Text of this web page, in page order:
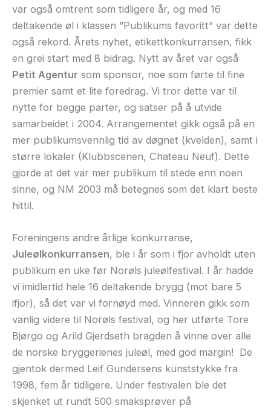
var også omtrent som tidligere år, og med 16
deltakende øl i klassen ”Publikums favoritt” var dette
også rekord. Årets nyhet, etikettkonkurransen, fikk
en grei start med 8 bidrag. Nytt av året var også
Petit Agentur som sponsor, noe som førte til fine
premier samt et lite foredrag. Vi tror dette var til
nytte for begge parter, og satser på å utvide
samarbeidet i 2004. Arrangementet gikk også på en
mer publikumsvennlig tid av døgnet (kvelden), samt i
større lokaler (Klubbscenen, Chateau Neuf). Dette
gjorde at det var mer publikum til stede enn noen
sinne, og NM 2003 må betegnes som det klart beste
hittil.
Foreningens andre årlige konkurranse,
Juleølkonkurransen, ble i år som i fjor avholdt uten
publikum en uke før Norøls juleølfestival. I år hadde
vi imidlertid hele 16 deltakende brygg (mot bare 5
ifjor), så det var vi fornøyd med. Vinneren gikk som
vanlig videre til Norøls festival, og her utførte Tore
Bjørgo og Arild Gjerdseth bragden å vinne over alle
de norske bryggerienes juleøl, med god margin! De
gjentok dermed Leif Gundersens kunststykke fra
1998, fem år tidligere. Under festivalen ble det
skjenket ut rundt 500 smaksprøver på